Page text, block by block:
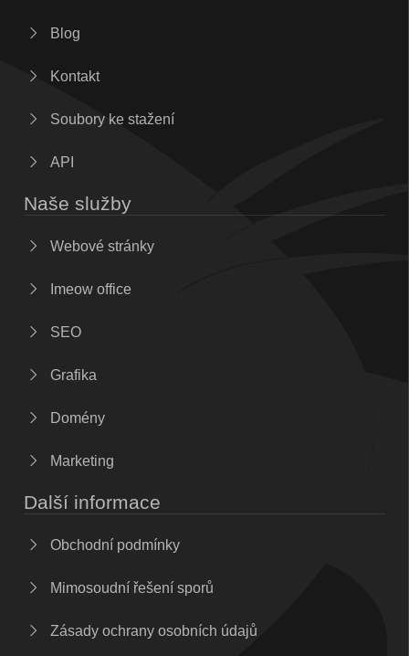
Blog
Kontakt
Soubory ke stažení
API
Naše služby
Webové stránky
Imeow office
SEO
Grafika
Domény
Marketing
Další informace
Obchodní podmínky
Mimosoudní řešení sporů
Zásady ochrany osobních údajů